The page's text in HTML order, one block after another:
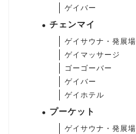
ゲイバー
チェンマイ
ゲイサウナ・発展場
ゲイマッサージ
ゴーゴーバー
ゲイバー
ゲイホテル
プーケット
ゲイサウナ・発展場